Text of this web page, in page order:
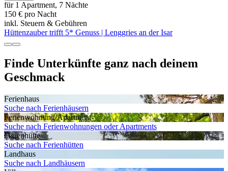
für 1 Apartment, 7 Nächte
150 € pro Nacht
inkl. Steuern & Gebühren
Hüttenzauber trifft 5* Genuss | Lenggries an der Isar
Finde Unterkünfte ganz nach deinem
Geschmack
Ferienhaus
Suche nach Ferienhäusern
Ferienwohnung/Apartment
Suche nach Ferienwohnungen oder Apartments
Ferienhütte
Suche nach Ferienhütten
Landhaus
Suche nach Landhäusern